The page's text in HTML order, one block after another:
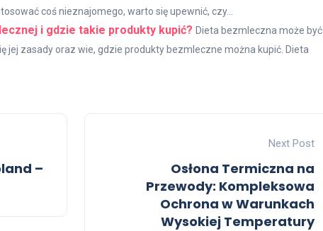
coś nieznajomego, warto się upewnić, czy...
i gdzie takie produkty kupić? Dieta bezmleczna może być
jej zasady oraz wie, gdzie produkty bezmleczne można kupić. Dieta
–
Next Post
Osłona Termiczna na
Przewody: Kompleksowa
Ochrona w Warunkach
Wysokiej Temperatury